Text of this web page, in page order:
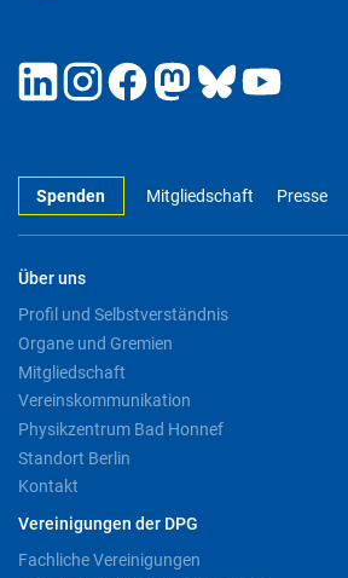
Spenden Mitgliedschaft Presse
Über uns
Profil und Selbstverständnis
Organe und Gremien
Mitgliedschaft
Vereinskommunikation
Physikzentrum Bad Honnef
Standort Berlin
Kontakt
Vereinigungen der DPG
Fachliche Vereinigungen